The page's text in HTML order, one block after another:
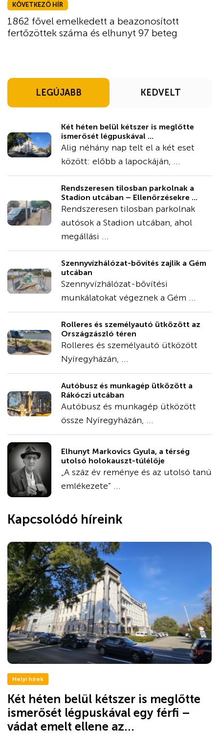
KÖVETKEZŐ HÍR
1862 fővel emelkedett a beazonosított
fertőzöttek száma és elhunyt 97 beteg
LEGÚJABB KEDVELT
Két héten belül kétszer is meglőtte
ismerősét légpuskával ...
Alig néhány nap telt el a két eset
között: előbb a lapockáján, ...
Rendszeresen tilosban parkolnak a
Stadion utcában – Ellenőrzésekre ...
Rendszeresen tilosban parkolnak
autósok a Stadion utcában, ahol
megállási ...
Szennyvízhálózat-bővítés zajlik a Gém
utcában
Szennyvízhálózat-bővítési
munkálatokat végeznek a Gém ...
Rolleres és személyautó ütközött az
Országzászló téren
Rolleres és személyautó ütközött
Nyíregyházán, ...
Autóbusz és munkagép ütközött a
Rákóczi utcában
Autóbusz és munkagép ütközött
össze Nyíregyházán, ...
Elhunyt Markovics Gyula, a térség
utolsó holokauszt-túlélője
„A száz év reménye és az utolsó tanú
emlékezete” ...
Kapcsolódó híreink
Helyi hírek
Két héten belül kétszer is meglőtte
ismerősét légpuskával egy férfi –
vádat emelt ellene az...